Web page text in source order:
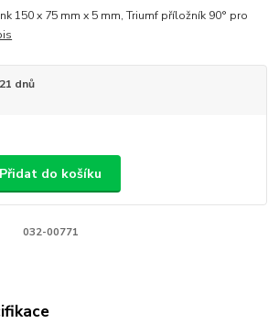
150 x 75 mm x 5 mm, Triumf příložník 90° pro
dnů
Přidat do košíku
032-00771